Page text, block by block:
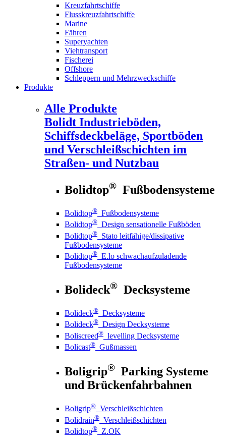
Kreuzfahrtschiffe
Flusskreuzfahrtschiffe
Marine
Fähren
Superyachten
Viehtransport
Fischerei
Offshore
Schleppern und Mehrzweckschiffe
Produkte
Alle Produkte
Bolidt Industrieböden,
Schiffsdeckbeläge, Sportböden
und Verschleißschichten im
Straßen- und Nutzbau
Bolidtop® Fußbodensysteme
Bolidtop® Fußbodensysteme
Bolidtop® Design sensationelle Fußböden
Bolidtop® Stato leitfähige/dissipative
Fußbodensysteme
Bolidtop® E.lo schwachaufzuladende
Fußbodensysteme
Bolideck® Decksysteme
Bolideck® Decksysteme
Bolideck® Design Decksysteme
Boliscreed® levelling Decksysteme
Bolicast® Gußmassen
Boligrip® Parking Systeme
und Brückenfahrbahnen
Boligrip® Verschleißschichten
Bolidrain® Verschleißschichten
Bolidtop® Z.OK